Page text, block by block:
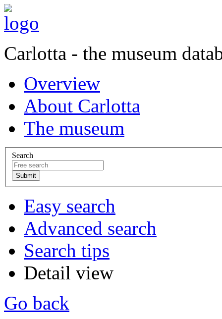
Carlotta - the museum
Overview
About Carlotta
The museum
Search
Easy search
Advanced search
Search tips
Detail view
Go back